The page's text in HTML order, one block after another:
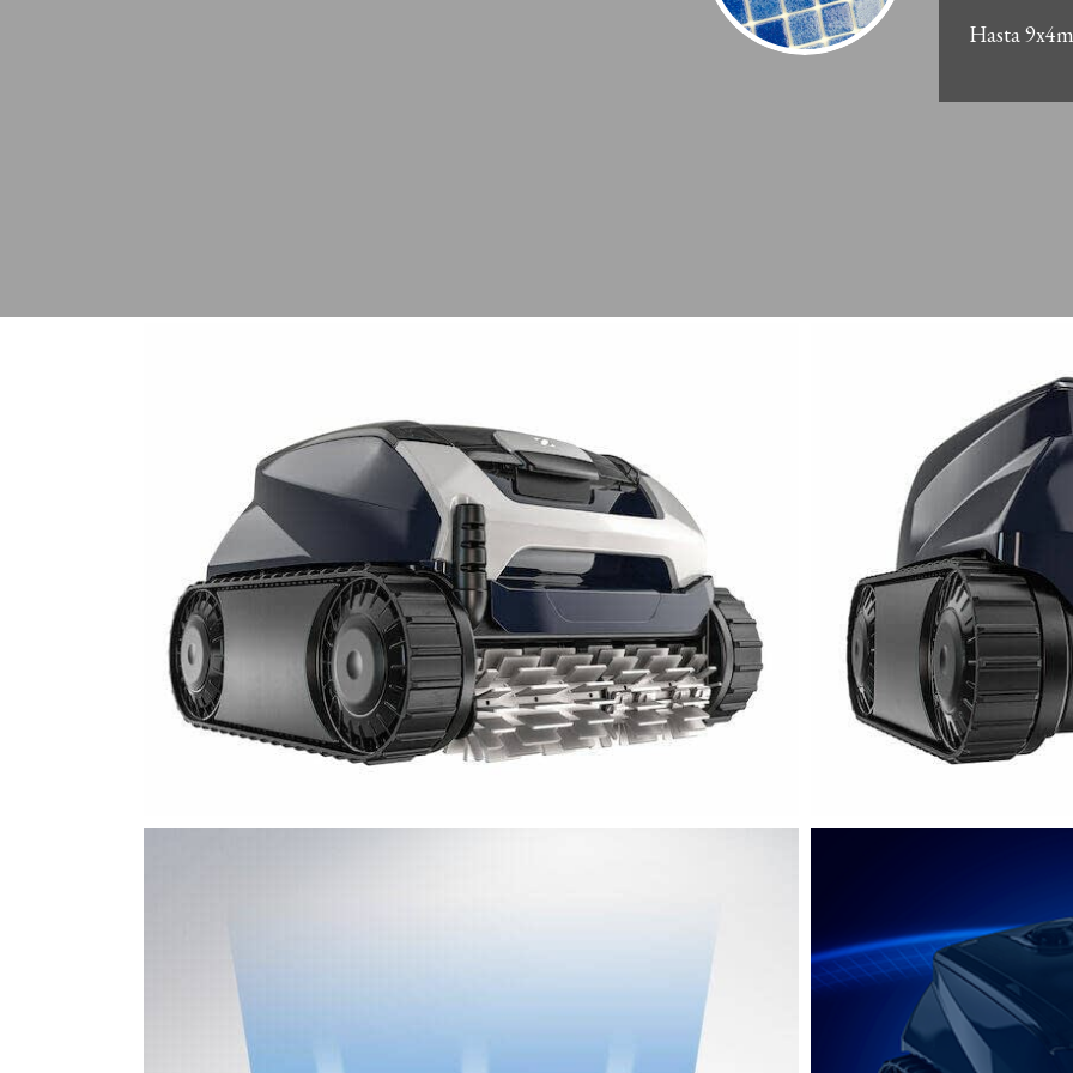
Hasta 9x4m